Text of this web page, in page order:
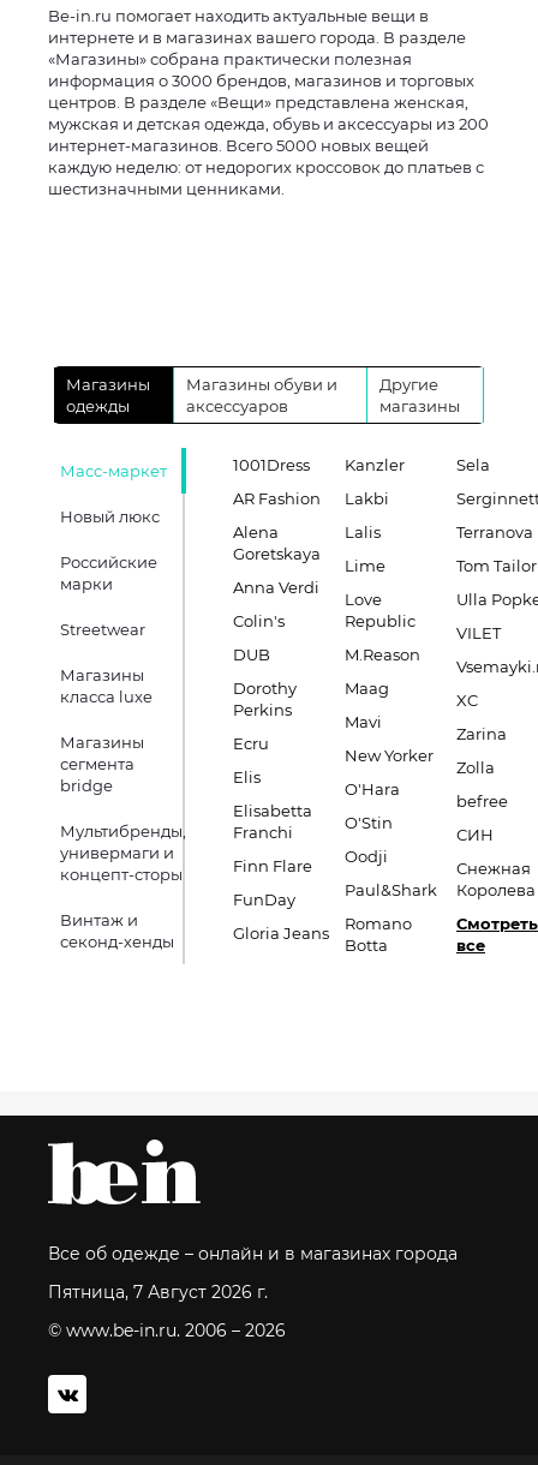
Be-in.ru помогает находить актуальные вещи в
интернете и в магазинах вашего города. В разделе
«Магазины» собрана практически полезная
информация о 3000 брендов, магазинов и торговых
центров. В разделе «Вещи» представлена женская,
мужская и детская одежда, обувь и аксессуары из 200
интернет-магазинов. Всего 5000 новых вещей
каждую неделю: от недорогих кроссовок до платьев с
шестизначными ценниками.
Магазины
одежды
Магазины обуви и
аксессуаров
Другие
магазины
Масс-маркет
Новый люкс
Российские
марки
Streetwear
Магазины
класса luxe
Магазины
сегмента
bridge
Мультибренды,
универмаги и
концепт-сторы
Винтаж и
секонд-хенды
1001Dress
AR Fashion
Alena
Goretskaya
Anna Verdi
Colin's
DUB
Dorothy
Perkins
Ecru
Elis
Elisabetta
Franchi
Finn Flare
FunDay
Gloria Jeans
Kanzler
Lakbi
Lalis
Lime
Love
Republic
M.Reason
Maag
Mavi
New Yorker
O'Hara
O'Stin
Oodji
Paul&Shark
Romano
Botta
Sela
Terranova
Tom Tailor
Ulla
VILET
XC
Zarina
Zolla
befree
СИН
Снежная
Королева
Смотреть
все
Все об одежде – онлайн и в магазинах города
Пятница, 7 Август 2026 г.
© www.be-in.ru. 2006 – 2026